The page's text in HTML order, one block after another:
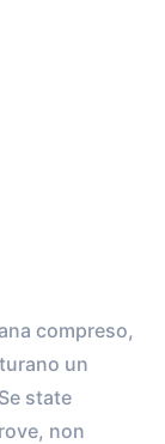
compreso,
un
state
non